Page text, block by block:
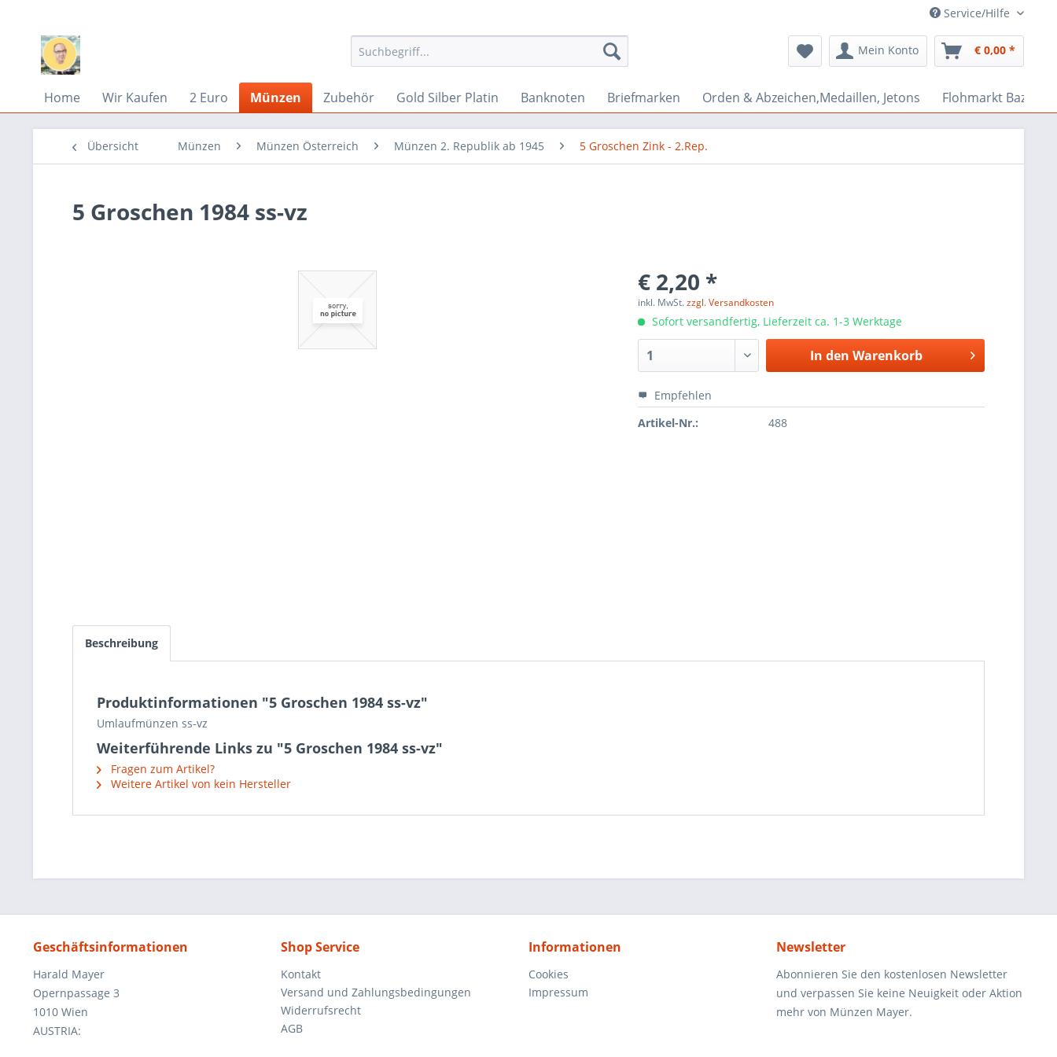
Service/Hilfe
Mein Konto € 0,00 *
Home Wir Kaufen 2 Euro Münzen Zubehör Gold Silber Platin Banknoten Briefmarken Orden & Abzeichen,Medaillen, Jetons Flohmarkt Bazar
Übersicht Münzen Münzen Österreich Münzen 2. Republik ab 1945 5 Groschen Zink - 2.Rep.
5 Groschen 1984 ss-vz
€ 2,20 *
inkl. MwSt.zzgl. Versandkosten
Sofort versandfertig, Lieferzeit ca. 1-3 Werktage
In den Warenkorb
Empfehlen
Artikel-Nr.:
488
Beschreibung
Produktinformationen "5 Groschen 1984 ss-vz"
Umlaufmünzen ss-vz
Weiterführende Links zu "5 Groschen 1984 ss-vz"
Fragen zum Artikel?
Weitere Artikel von kein Hersteller
Geschäftsinformationen
Harald Mayer
Opernpassage 3
1010 Wien
AUSTRIA:
Shop Service
Kontakt
Versand und Zahlungsbedingungen
Widerrufsrecht
AGB
Informationen
Cookies
Impressum
Newsletter
Abonnieren Sie den kostenlosen Newsletter
und verpassen Sie keine Neuigkeit oder Aktion
mehr von Münzen Mayer.